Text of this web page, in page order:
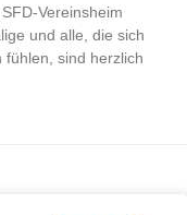
Vereinsheim
und alle, die sich
sind herzlich